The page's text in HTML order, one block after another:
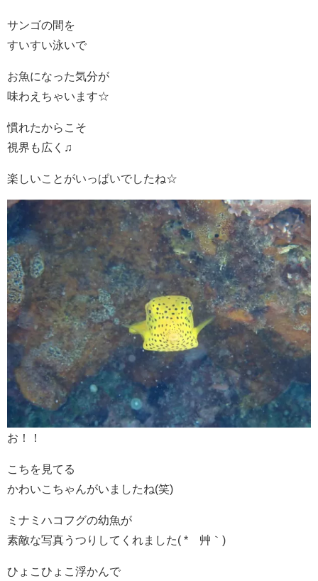
サンゴの間を
すいすい泳いで
お魚になった気分が
味わえちゃいます☆
慣れたからこそ
視界も広く♫
楽しいことがいっぱいでしたね☆
お！！
こちを見てる
かわいこちゃんがいましたね(笑)
ミナミハコフグの幼魚が
素敵な写真うつりしてくれました( *´艸｀)
ひょこひょこ浮かんで